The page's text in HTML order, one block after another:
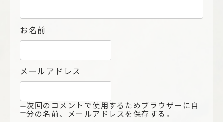
お名前
メールアドレス
次回のコメントで使用するためブラウザーに自
分の名前、メールアドレスを保存する。